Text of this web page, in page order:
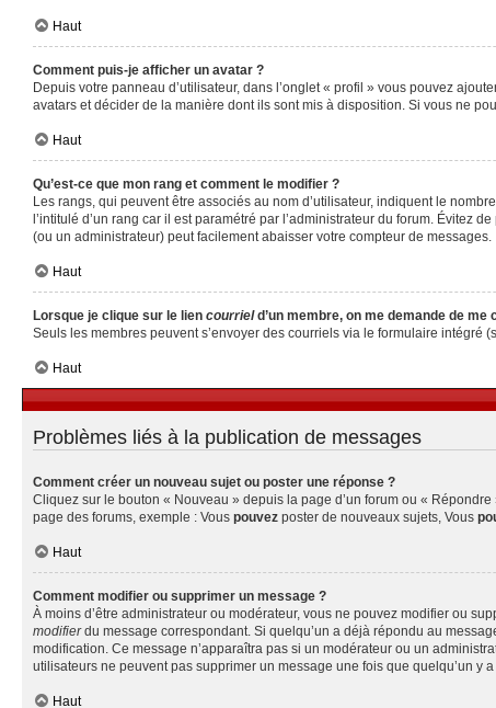
Haut
Comment puis-je afficher un avatar ?
Depuis votre panneau d’utilisateur, dans l’onglet « profil » vous pouvez
avatars et décider de la manière dont ils sont mis à disposition. Si vous ne
Haut
Qu’est-ce que mon rang et comment le modifier ?
Les rangs, qui peuvent être associés au nom d’utilisateur, indiquent le
l’intitulé d’un rang car il est paramétré par l’administrateur du forum. Évitez
(ou un administrateur) peut facilement abaisser votre compteur de messages.
Haut
Lorsque je clique sur le lien courrield’un membre, on me demande de me
Seuls les membres peuvent s’envoyer des courriels via le formulaire intégré
Haut
Problèmes liés à la publication de messages
Comment créer un nouveau sujet ou poster une réponse ?
Cliquez sur le bouton « Nouveau » depuis la page d’un forum ou «
page des forums, exemple : Vous pouvez poster de nouveaux sujets, Vous
Haut
Comment modifier ou supprimer un message ?
À moins d’être administrateur ou modérateur, vous ne pouvez modifier ou
modifierdu message correspondant. Si quelqu’un a déjà répondu au
modification. Ce message n’apparaîtra pas si un modérateur ou un
utilisateurs ne peuvent pas supprimer un message une fois que quelqu’un y
Haut